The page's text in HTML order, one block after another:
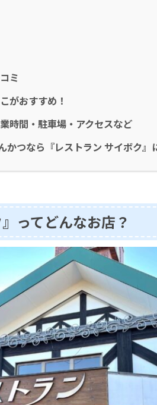
ミ
がおすすめ！
時間・駐車場・アクセスなど
かつなら『レストラン サイボク』
ってどんなお店？